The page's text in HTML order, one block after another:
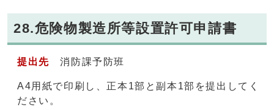
28.危険物製造所等設置許可申請書
提出先消防課予防班
A4用紙で印刷し、正本1部と副本1部を提出してく
ださい。